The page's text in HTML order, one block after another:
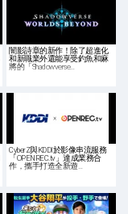
闇影詩章的新作！除了超進化
和新職業外還能享受釣魚和麻
將的「Shadowverse…
CyberZ與KDDI於影像串流服務
「OPENREC.tv」達成業務合
作，攜手打造全新遊…